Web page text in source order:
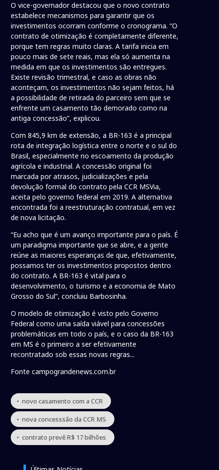
O vice-governador destacou que o novo contrato
estabelece mecanismos para garantir que os
investimentos ocorram conforme o cronograma. “O
contrato de otimização é completamente diferente,
porque tem regras muito claras. A tarifa inicia em
pouco mais de sete reais, mas ela só aumenta na
medida em que os investimentos são entregues.
Existe revisão trimestral, e caso as obras não
aconteçam, os investimentos não sejam feitos, há
a possibilidade de retirada do parceiro sem que se
enfrente um casamento tão demorado como na
antiga concessão”, explicou.
Com 845,9 km de extensão, a BR-163 é a principal
rota de integração logística entre o norte e o sul do
Brasil, especialmente no escoamento da produção
agrícola e industrial. A concessão original foi
marcada por atrasos, judicializações e pela
devolução formal do contrato pela CCR MSVia,
aceita pelo governo federal em 2019. A alternativa
encontrada foi a reestruturação contratual, em vez
de nova licitação.
“Eu acho que é um avanço importante para o país. É
um paradigma importante que se abre, e a gente
reúne as maiores esperanças de que, efetivamente,
possamos ter os investimentos propostos dentro
do contrato. A BR-163 é vital para o
desenvolvimento, o turismo e a economia de Mato
Grosso do Sul”, concluiu Barbosinha.
O modelo de otimização é visto pelo Governo
Federal como uma saída viável para concessões
problemáticas em todo o país, e o caso da BR-163
em MS é o primeiro a ser efetivamente
recontratado sob essas novas regras...
Fonte campograndenews.com.br
• novo casamento com a CCR
• nova concesssão da CCR MS
• contrato prevê R$ 17 bilhões